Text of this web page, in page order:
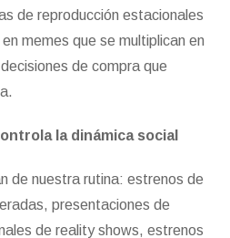
de reproducción estacionales
memes que se multiplican en
de compra que
la dinámica social
de nuestra rutina: estrenos de
presentaciones de
de reality shows, estrenos